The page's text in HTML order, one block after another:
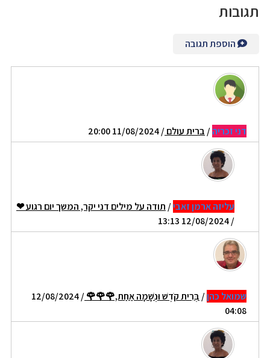
תגובות
הוספת תגובה
דני זכריה/ ברית עולם/ 11/08/2024 20:00
עליזה ארמן זאבי/ תודה על מילים דני יקר, המשך יום רגוע ❤
/ 12/08/2024 13:13
שמואל כהן/ בְּרִית קֹדֶשׁ וּנְשָׁמָה אַחַת,🌹🌹🌹
/ 12/08/2024
04:08